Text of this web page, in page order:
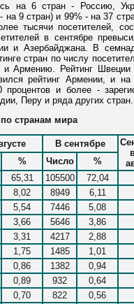
на 6 стран - Россию,
9 стран) и 99% - на 37
тысячи посетителей,
в сентябре
и Азербайджана. В
стран по числу
Армению. Рейтинг
рейтинг Армении, и на
и более -
Перу и ряда других стран.
странам мира
В сентябре
% Число
%
65,31 105500 72,04
8,02 8949 6,11
5,54 7446 5,08
3,66 5646 3,86
3,31 4217 2,88
1,75 1485 1,01
0,86 1382 0,94
0,89 932 0,64
0,70 822 0,56